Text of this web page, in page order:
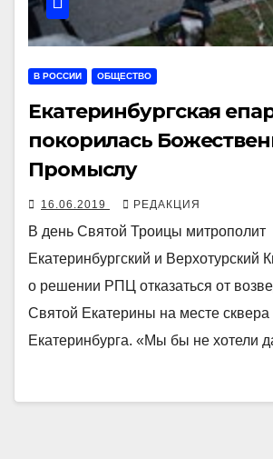
В РОССИИ ОБЩЕСТВО
Екатеринбургская
покорилась
Промыслу
16.06.2019 РЕДАКЦИЯ
В день Святой Троицы митрополит
Екатеринбургский и Верхотурский
о решении РПЦ отказаться от
Святой Екатерины на месте сквера
Екатеринбурга. «Мы бы не хотели